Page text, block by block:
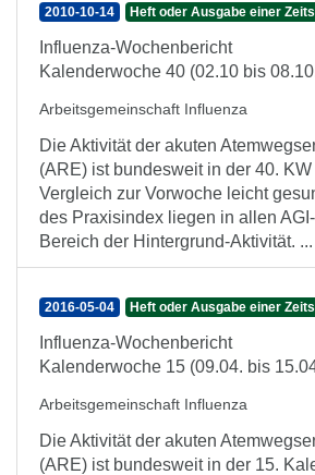
2010-10-14 Heft oder Ausgabe einer
Influenza-Wochenbericht
Kalenderwoche 40 (02.10 bis
Arbeitsgemeinschaft Influenza
Die Aktivität der akuten
(ARE) ist bundesweit in der 40.
Vergleich zur Vorwoche leicht
des Praxisindex liegen in allen
Bereich der Hintergrund-Aktivität. ...
2016-05-04 Heft oder Ausgabe einer
Influenza-Wochenbericht
Kalenderwoche 15 (09.04. bis
Arbeitsgemeinschaft Influenza
Die Aktivität der akuten
(ARE) ist bundesweit in der 15.